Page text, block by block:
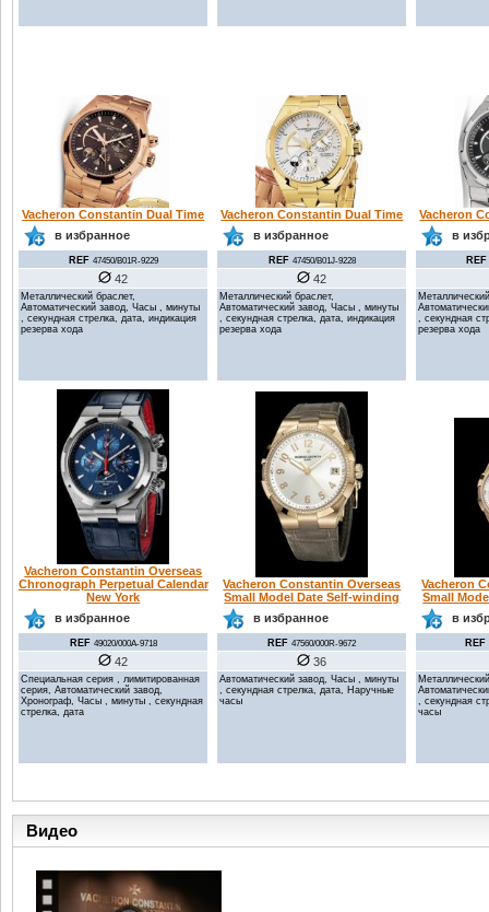
Vacheron Constantin Dual Time
в избранное
REF 47450/B01R-9229
42
Металлический браслет,
Автоматический завод, Часы , минуты
, секундная стрелка, дата, индикация
резерва хода
Vacheron Constantin Dual Time
в избранное
REF 47450/B01J-9228
42
Металлический браслет,
Автоматический завод, Часы , минуты
, секундная стрелка, дата, индикация
резерва хода
Vacheron
в
REF
, секундная
резерва хода
Vacheron Constantin Overseas
Chronograph Perpetual Calendar
New York
в избранное
REF 49020/000A-9718
42
Специальная серия , лимитированная
серия, Автоматический завод,
Хронограф, Часы , минуты , секундная
стрелка, дата
Vacheron Constantin Overseas
Small Model Date Self-winding
в избранное
REF 47560/000R-9672
36
Автоматический завод, Часы , минуты
, секундная стрелка, дата, Наручные
часы
Vacheron
Small
в
REF
, секундная
часы
Видео